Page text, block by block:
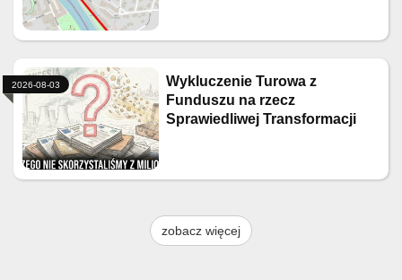
Wykluczenie Turowa z
Funduszu na rzecz
Sprawiedliwej Transformacji
2026-08-03
zobacz więcej